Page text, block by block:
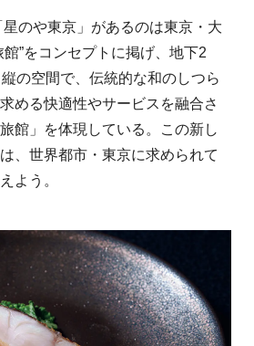
のや東京」があるのは東京・大
”をコンセプトに掲げ、地下2
の空間で、伝統的な和のしつら
める快適性やサービスを融合さ
館」を体現している。この新し
、世界都市・東京に求められて
よう。